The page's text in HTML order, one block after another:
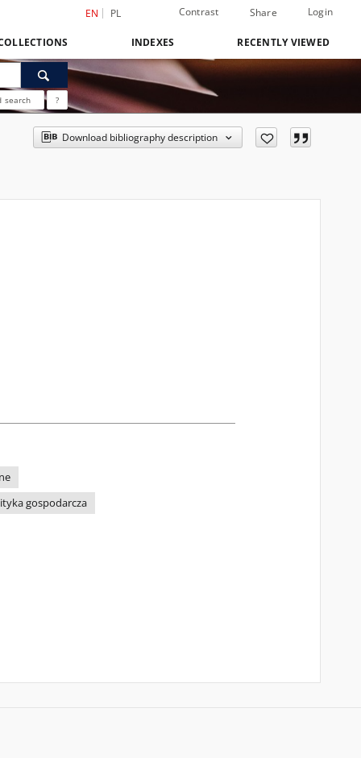
EN PL Contrast Share Login
INDEXES RECENTLY VIEWED
search ?
Download bibliography description
gospodarcza